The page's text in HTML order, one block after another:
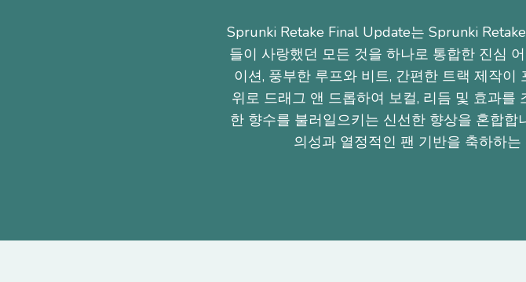
Sprunki Retake Final Update는 Sprunki
들이 사랑했던 모든 것을 하나로 통합한 진심
이션, 풍부한 루프와 비트, 간편한 트랙 제작
위로 드래그 앤 드롭하여 보컬, 리듬 및 효과를
한 향수를 불러일으키는 신선한 향상을 혼합
의성과 열정적인 팬 기반을 축하하